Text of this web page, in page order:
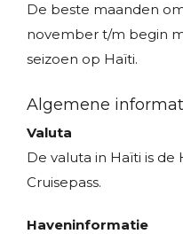
De beste maanden
november t/m begin
seizoen op Haïti.
Algemene
Valuta
De valuta in Haïti is de
Cruisepass.
Haveninformatie